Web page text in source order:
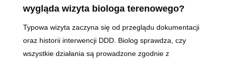
wygląda wizyta biologa terenowego?
Typowa wizyta zaczyna się od przeglądu dokumentacji
oraz historii interwencji DDD. Biolog sprawdza, czy
wszystkie działania są prowadzone zgodnie z